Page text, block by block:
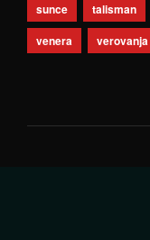
sunce
talisman
venera
verovanja